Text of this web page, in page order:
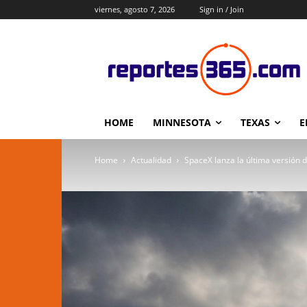
viernes, agosto 7, 2026 Sign in / Join
HOME MINNESOTA TEXAS
Home Actualidad SpaceX lanza la última versión